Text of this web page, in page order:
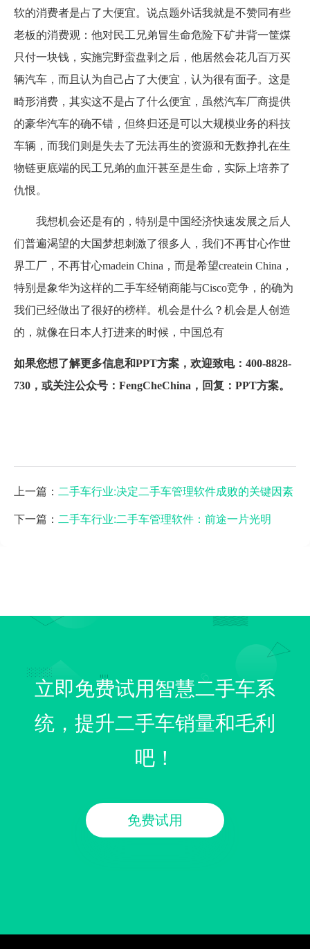
软的消费者是占了大便宜。说点题外话我就是不赞同有些
老板的消费观：他对民工兄弟冒生命危险下矿井背一筐煤
只付一块钱，实施完野蛮盘剥之后，他居然会花几百万买
辆汽车，而且认为自己占了大便宜，认为很有面子。这是
畸形消费，其实这不是占了什么便宜，虽然汽车厂商提供
的豪华汽车的确不错，但终归还是可以大规模业务的科技
车辆，而我们则是失去了无法再生的资源和无数挣扎在生
物链更底端的民工兄弟的血汗甚至是生命，实际上培养了
仇恨。
我想机会还是有的，特别是中国经济快速发展之后人
们普遍渴望的大国梦想刺激了很多人，我们不再甘心作世
界工厂，不再甘心madein China，而是希望createin China，
特别是象华为这样的二手车经销商能与Cisco竞争，的确为
我们已经做出了很好的榜样。机会是什么？机会是人创造
的，就像在日本人打进来的时候，中国总有
如果您想了解更多信息和PPT方案，欢迎致电：400-8828-
730，或关注公众号：FengCheChina，回复：PPT方案。
上一篇： 二手车行业:决定二手车管理软件成败的关键因素
下一篇： 二手车行业:二手车管理软件：前途一片光明
立即免费试用智慧二手车系
统，提升二手车销量和毛利
吧！
免费试用